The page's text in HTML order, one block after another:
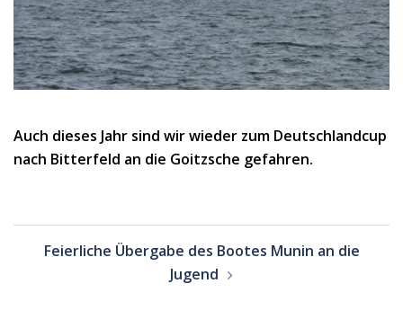
Auch dieses Jahr sind wir wieder zum Deutschlandcup
nach Bitterfeld an die Goitzsche gefahren.
Beitragsnavigation
Feierliche Übergabe des Bootes Munin an die
Jugend